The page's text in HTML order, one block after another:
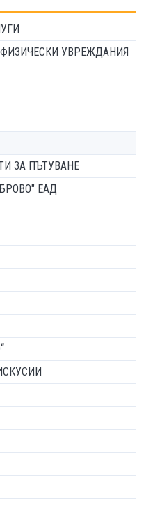
УВРЕЖДАНИЯ
ЗА ПЪТУВАНЕ
ЕАД